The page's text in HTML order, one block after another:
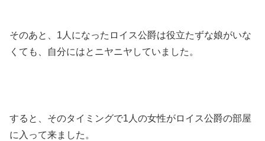
そのあと、1人になったロイス公爵は役立たずな娘がいな
くても、自分にはとニヤニヤしていました。
すると、そのタイミングで1人の女性がロイス公爵の部屋
に入って来ました。